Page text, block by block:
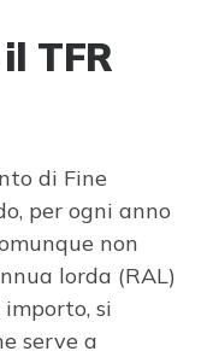
TFR
di Fine
per ogni anno
non
lorda (RAL)
si
serve a